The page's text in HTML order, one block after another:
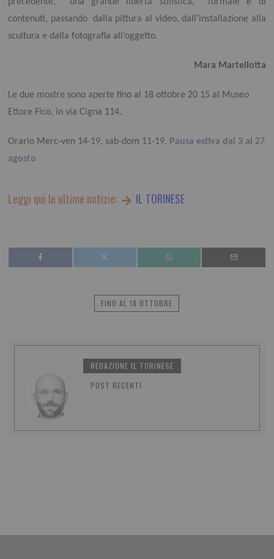
precedente, una grande libertà stilistica, formale e di
contenuti, passando dalla pittura al video, dall’installazione alla
scultura e dalla fotografia all’oggetto.
Mara Martellotta
Le due mostre sono aperte fino al 18 ottobre 20 15 al Museo
Ettore Fico, in via Cigna 114.
Orario Merc-ven 14-19, sab-dom 11-19. Pausa estiva dal 3 al 27
agosto
Leggi qui le ultime notizie: IL TORINESE
FINO AL 18 OTTOBRE
REDAZIONE IL TORINESE
POST RECENTI